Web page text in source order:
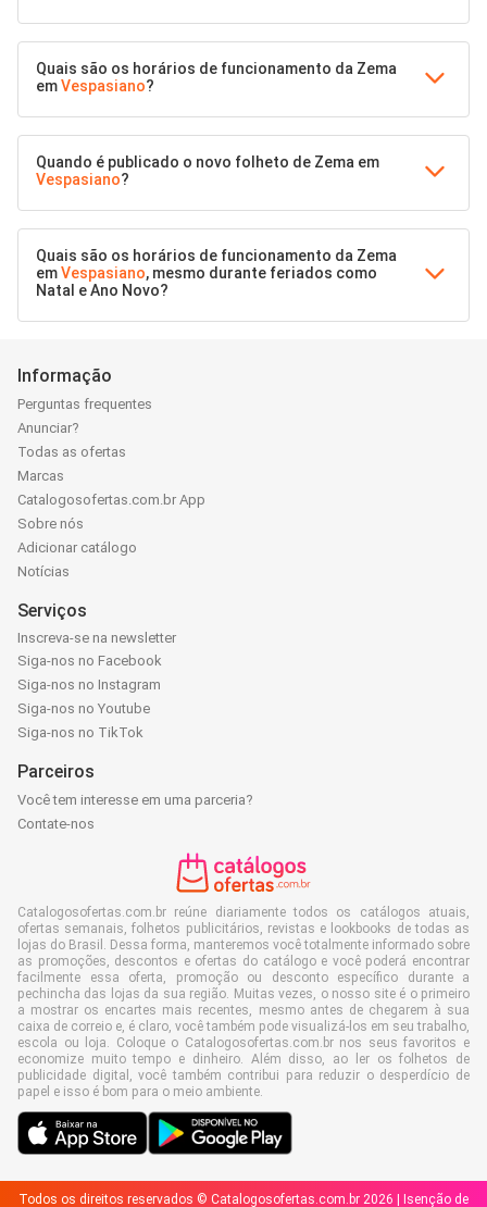
Quais são os horários de funcionamento da Zema
emVespasiano?
Quando é publicado o novo folheto de Zema em
Vespasiano?
Quais são os horários de funcionamento da Zema
emVespasiano, mesmo durante feriados como
Natal e Ano Novo?
Informação
Perguntas frequentes
Anunciar?
Todas as ofertas
Marcas
Catalogosofertas.com.br App
Sobre nós
Adicionar catálogo
Notícias
Serviços
Inscreva-se na newsletter
Siga-nos no Facebook
Siga-nos no Instagram
Siga-nos no Youtube
Siga-nos no TikTok
Parceiros
Você tem interesse em uma parceria?
Contate-nos
Catalogosofertas.com.br reúne diariamente todos os catálogos atuais,
ofertas semanais, folhetos publicitários, revistas e lookbooks de todas as
lojas do Brasil. Dessa forma, manteremos você totalmente informado sobre
as promoções, descontos e ofertas do catálogo e você poderá encontrar
facilmente essa oferta, promoção ou desconto específico durante a
pechincha das lojas da sua região. Muitas vezes, o nosso site é o primeiro
a mostrar os encartes mais recentes, mesmo antes de chegarem à sua
caixa de correio e, é claro, você também pode visualizá-los em seu trabalho,
escola ou loja. Coloque o Catalogosofertas.com.br nos seus favoritos e
economize muito tempo e dinheiro. Além disso, ao ler os folhetos de
publicidade digital, você também contribui para reduzir o desperdício de
papel e isso é bom para o meio ambiente.
Todos os direitos reservados © Catalogosofertas.com.br 2026 | Isenção de